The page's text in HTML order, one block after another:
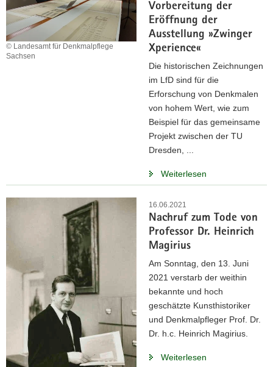
Vorbereitung der
Eröffnung der
Ausstellung »Zwinger
Xperience«
© Landesamt für Denkmalpflege
Sachsen
Die historischen Zeichnungen
im LfD sind für die
Erforschung von Denkmalen
von hohem Wert, wie zum
Beispiel für das gemeinsame
Projekt zwischen der TU
Dresden, ...
Weiterlesen
16.06.2021
Nachruf zum Tode von
Professor Dr. Heinrich
Magirius
Am Sonntag, den 13. Juni
2021 verstarb der weithin
bekannte und hoch
geschätzte Kunsthistoriker
und Denkmalpfleger Prof. Dr.
Dr. h.c. Heinrich Magirius.
Weiterlesen